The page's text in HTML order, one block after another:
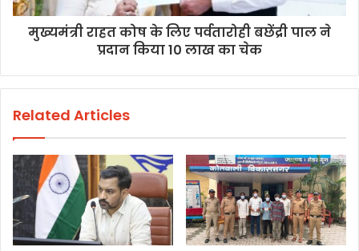
मुख्यमंत्री राहत कोष के लिए पर्वतारोही बछेंद्री पाल ने
प्रदान किया 10 लाख का चेक
Related Articles